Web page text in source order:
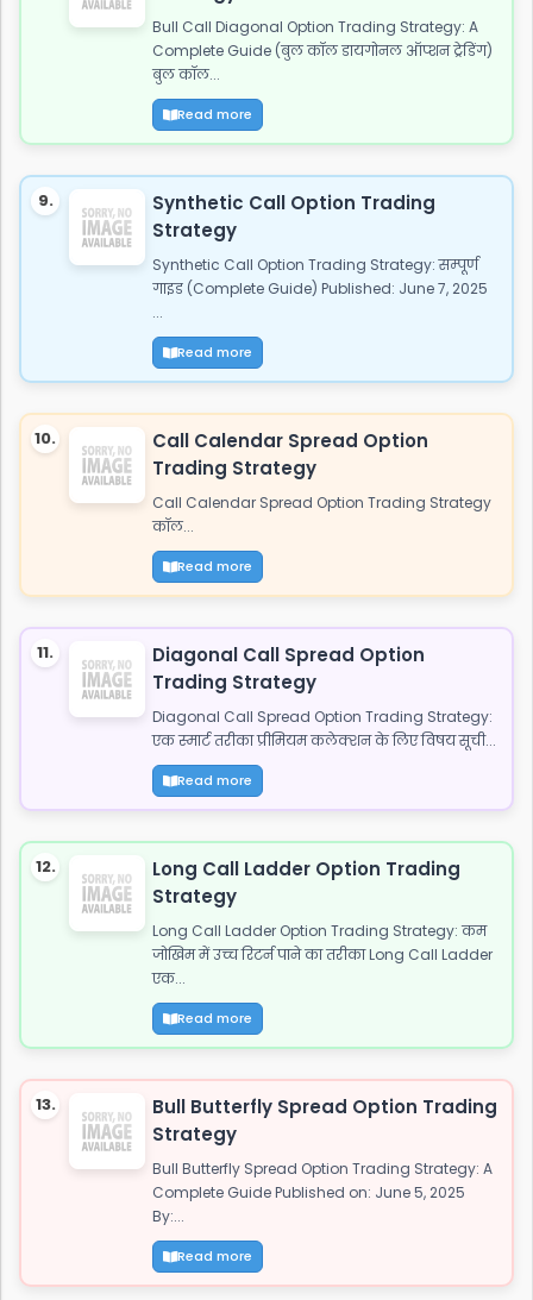
Bull Call Diagonal Option Trading Strategy: A
Complete Guide (बुल कॉल डायगोनल ऑप्शन ट्रेडिंग)
बुल कॉल...
Read more
9.
Synthetic Call Option Trading
Strategy
Synthetic Call Option Trading Strategy: सम्पूर्ण
गाइड (Complete Guide) Published: June 7, 2025
...
Read more
10.
Call Calendar Spread Option
Trading Strategy
Call Calendar Spread Option Trading Strategy
कॉल...
Read more
11.
Diagonal Call Spread Option
Trading Strategy
Diagonal Call Spread Option Trading Strategy:
एक स्मार्ट तरीका प्रीमियम कलेक्शन के लिए विषय सूची...
Read more
12.
Long Call Ladder Option Trading
Strategy
Long Call Ladder Option Trading Strategy: कम
जोखिम में उच्च रिटर्न पाने का तरीका Long Call Ladder
एक...
Read more
13.
Bull Butterfly Spread Option Trading
Strategy
Bull Butterfly Spread Option Trading Strategy: A
Complete Guide Published on: June 5, 2025
By:...
Read more